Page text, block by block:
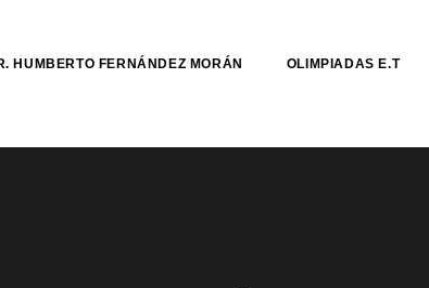
HUMBERTO FERNÁNDEZ MORÁN OLIMPIADAS E.T